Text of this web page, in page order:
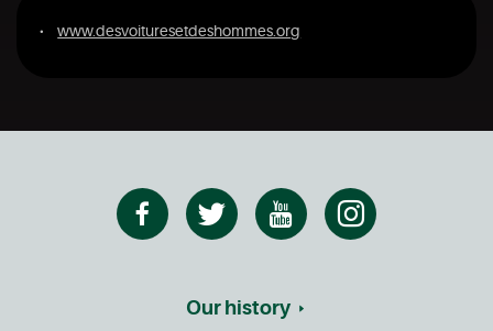
www.desvoituresetdeshommes.org
Our history